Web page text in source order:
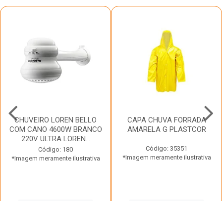
CHUVEIRO LOREN BELLO
COM CANO 4600W BRANCO
220V ULTRA LOREN...
Código: 180
*Imagem meramente ilustrativa
CAPA CHUVA FORRADA
AMARELA G PLASTCOR
Código: 35351
*Imagem meramente ilustrativa